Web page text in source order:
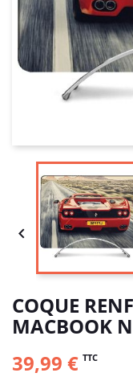

COQUE
MACBOOK
39,99 € TTC